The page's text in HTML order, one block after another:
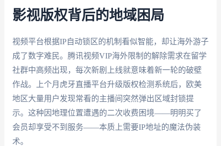
影视版权背后的地域困局
视频平台根据IP自动锁区的机制看似智能，却让海外游子
成了数字难民。腾讯视频VIP海外限制的解除需求在留学
社群中高频出现，每次新剧上线就意味着新一轮的破壁
作战。上个月虎牙直播平台升级版权检测系统后，欧美
地区大量用户发现常看的主播间突然弹出区域封锁提
示。这种因地理位置遭遇的二次收费困境——明明买了
会员却享受不到服务——本质上需要IP地址的魔法伪装
术。